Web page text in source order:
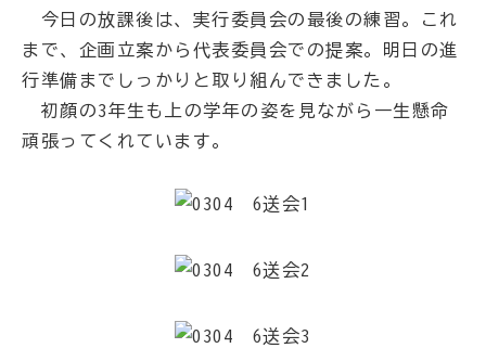
今日の放課後は、実行委員会の最後の練習。これ
まで、企画立案から代表委員会での提案。明日の進
行準備までしっかりと取り組んできました。
初顔の3年生も上の学年の姿を見ながら一生懸命
頑張ってくれています。